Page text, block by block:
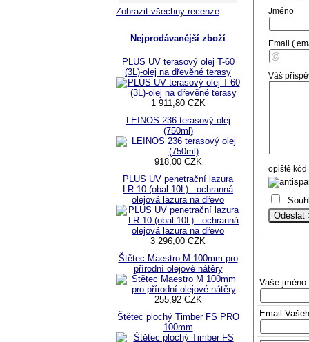
Jméno
Email (
Váš
opiště kód
Vaše jméno
Email
Zobrazit všechny recenze
Nejprodávanější zboží
PLUS UV terasový olej T-60
(3L)-olej na dřevěné terasy
1 911,80 CZK
LEINOS 236 terasový olej
(750ml)
918,00 CZK
PLUS UV penetrační lazura
LR-10 (obal 10L) - ochranná
olejová lazura na dřevo
3 296,00 CZK
Štětec Maestro M 100mm pro
přírodní olejové nátěry
255,92 CZK
Štětec plochý Timber FS PRO
100mm